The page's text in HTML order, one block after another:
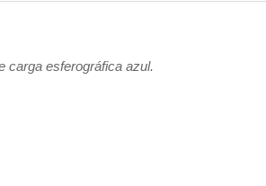
carga esferográfica azul.